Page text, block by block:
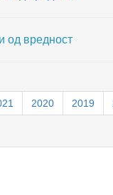
од вредност
2020 2019